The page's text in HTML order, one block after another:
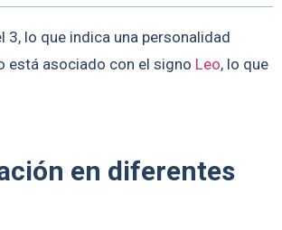
3, lo que indica una personalidad
está asociado con el signo Leo, lo que
en diferentes